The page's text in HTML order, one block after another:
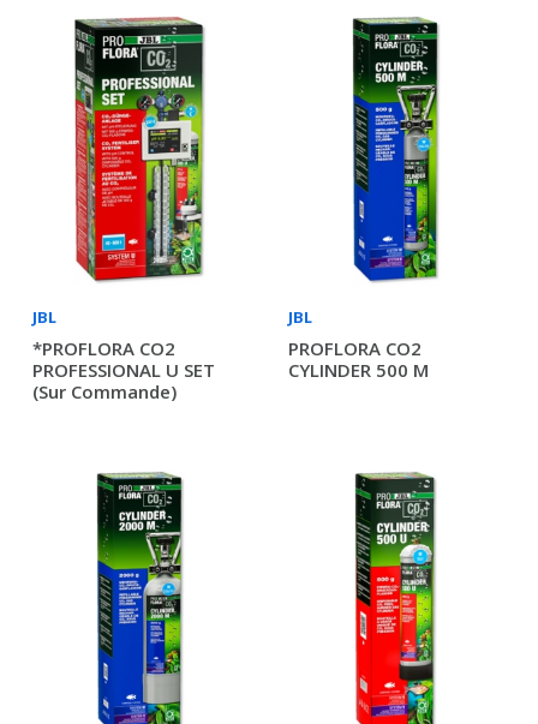
JBL
*PROFLORA CO2
PROFESSIONAL U SET
(sur Commande)
JBL
PROFLORA CO2
CYLINDER 500 M